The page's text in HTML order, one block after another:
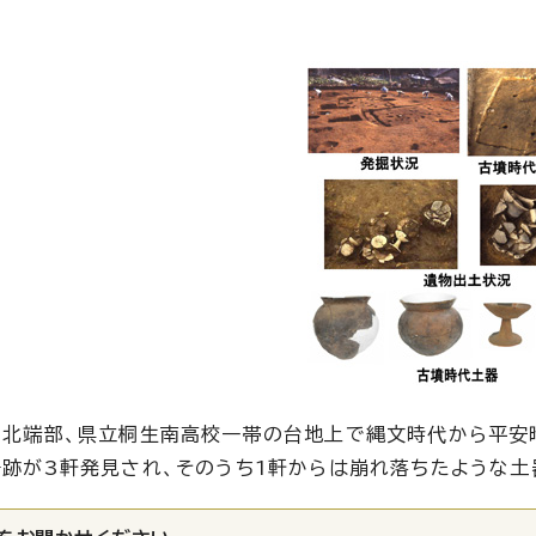
端部、県立桐生南高校一帯の台地上で縄文時代から平
が3軒発見され、そのうち1軒からは崩れ落ちたような土